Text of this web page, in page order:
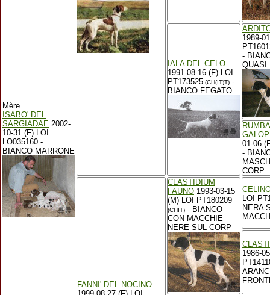
Mère
ISABO' DEL
SARGIADAE 2002-
10-31 (F) LOI
LO035160 -
BIANCO MARRONE
IALA DEL CELO
1991-08-16 (F) LOI
PT173525 (CH(IT)T) -
BIANCO FEGATO
1989-
-
QUASI
01-06
-
CORP
FANNI' DEL NOCINO
CLASTIDIUM
FAUNO 1993-03-15
(M) LOI PT180209
(CHIT) - BIANCO
CON MACCHIE
NERE SUL CORP
LOI
NERA
1986-